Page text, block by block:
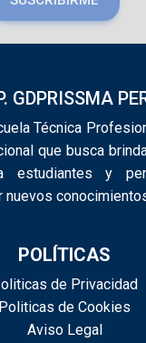
GDPRISSMA
Técnica
que busca
estudiantes y
nuevos
POLÍTICAS
de Privacidad
Politicas de Cookies
Aviso Legal